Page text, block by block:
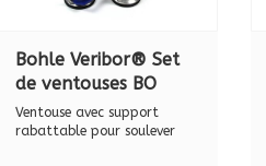
Bohle Veribor® Set
de ventouses BO
S0.0BL, 30 kg.
Ventouse avec support
rabattable pour soulever